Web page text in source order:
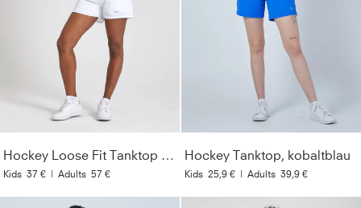
Hockey Loose Fit Tanktop Basic, weiß
Kids 37 € | Adults 57 €
Hockey Tanktop, kobaltblau
Kids 25,9 € | Adults 39,9 €